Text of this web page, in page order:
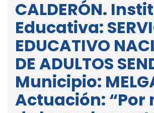
CALDERÓN.
Educativa:
EDUCATIVO
DE ADULTOS
Municipio:
Actuación: “Por